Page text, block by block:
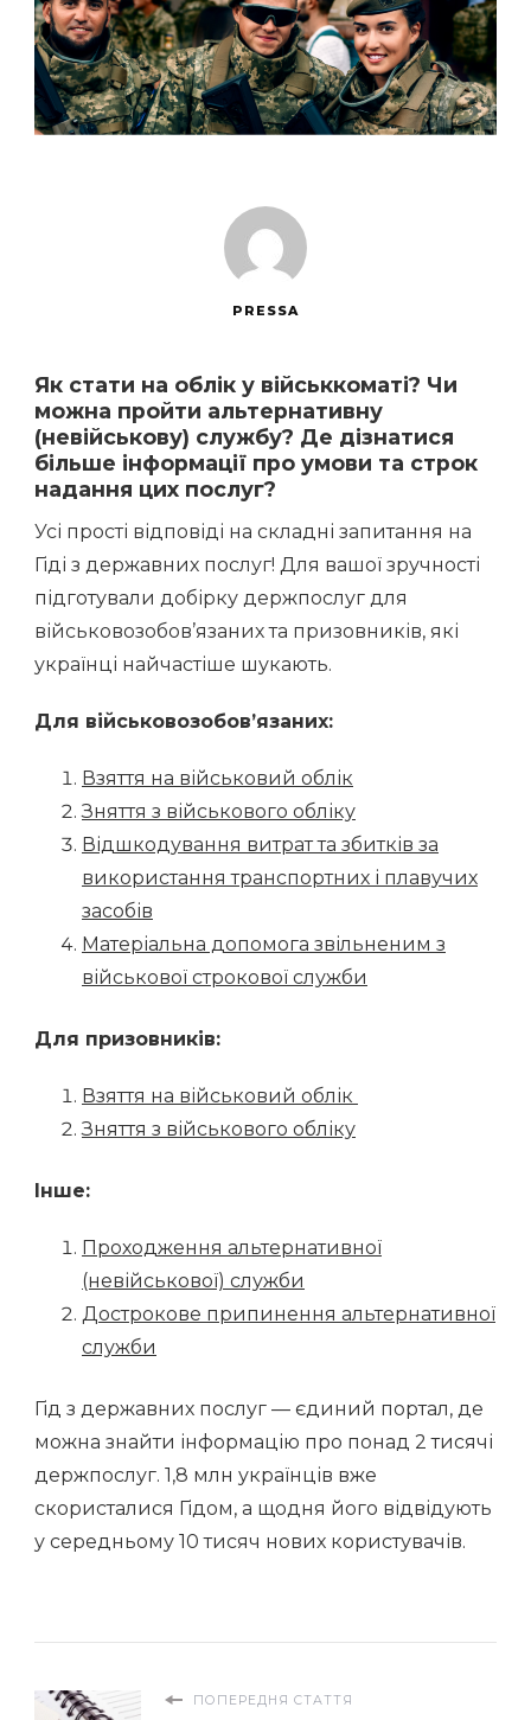
PRESSA
Як стати на облік у військкоматі? Чи
можна пройти альтернативну
(невійськову) службу? Де дізнатися
більше інформації про умови та строк
надання цих послуг?
Усі прості відповіді на складні запитання на
Гіді з державних послуг! Для вашої зручності
підготували добірку держпослуг для
військовозобов’язаних та призовників, які
українці найчастіше шукають.
Для військовозобов’язаних:
Взяття на військовий облік
Зняття з військового обліку
Відшкодування витрат та збитків за
використання транспортних і плавучих
засобів
Матеріальна допомога звільненим з
військової строкової служби
Для призовників:
Взяття на військовий облік
Зняття з військового обліку
Інше:
Проходження альтернативної
(невійськової) служби
Дострокове припинення альтернативної
служби
Гід з державних послуг — єдиний портал, де
можна знайти інформацію про понад 2 тисячі
держпослуг. 1,8 млн українців вже
скористалися Гідом, а щодня його відвідують
у середньому 10 тисяч нових користувачів.
ПОПЕРЕДНЯ СТАТТЯ